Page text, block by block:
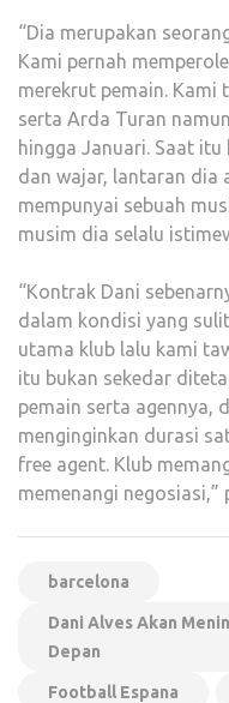
“Dia merupakan
Kami pernah
merekrut pemain. Kami
serta Arda Turan
hingga Januari. Saat
dan wajar, lantaran dia
mempunyai sebuah
musim dia selalu
“Kontrak Dani
dalam kondisi yang
utama klub lalu kami
itu bukan sekedar
pemain serta agennya,
menginginkan durasi
free agent. Klub
memenangi negosiasi,”
barcelona
Dani Alves Akan
Depan
Football Espana